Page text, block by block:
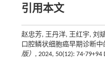
引用本文
赵忠芳, 王丹洋, 王红宇, 刘
口腔鳞状细胞癌早期诊断中
版） , 2024, 50(12): 74-